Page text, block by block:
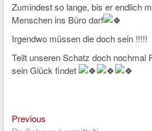
Zumindest so lange, bis er endlich
Menschen ins Büro darf
Irgendwo müssen die doch sein !!!!!
Teilt unseren Schatz doch nochmal
sein Glück findet
Beitragsnavigation
PreviousPrevious